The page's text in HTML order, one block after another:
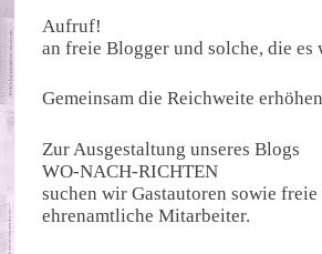
Aufruf!
an freie Blogger und solche, die es
Gemeinsam die Reichweite
Zur Ausgestaltung unseres Blogs
WO-NACH-RICHTEN
suchen wir Gastautoren sowie freie
ehrenamtliche Mitarbeiter.